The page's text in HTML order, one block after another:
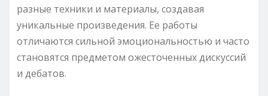
разные техники и материалы, создавая
уникальные произведения. Ее работы
отличаются сильной эмоциональностью и часто
становятся предметом ожесточенных дискуссий
и дебатов.